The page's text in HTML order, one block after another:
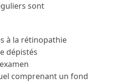
sont
à la rétinopathie
dépistés
comprenant un fond